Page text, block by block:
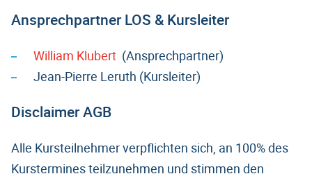
Ansprechpartner LOS & Kursleiter
William Klubert (Ansprechpartner)
Jean-Pierre Leruth (Kursleiter)
Disclaimer AGB
Alle Kursteilnehmer verpflichten sich, an 100% des
Kurstermines teilzunehmen und stimmen den